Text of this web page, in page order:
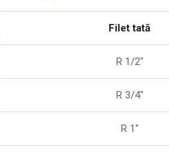
Filet tată
R 1/2″
R 3/4″
R 1″